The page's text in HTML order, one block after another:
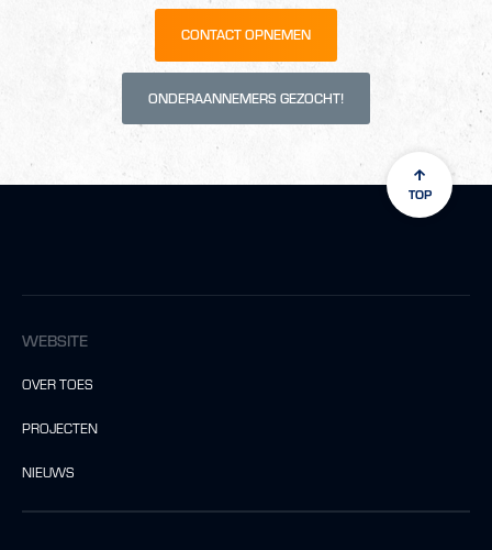
CONTACT OPNEMEN
ONDERAANNEMERS GEZOCHT!
TOP
WEBSITE
OVER TOES
PROJECTEN
NIEUWS